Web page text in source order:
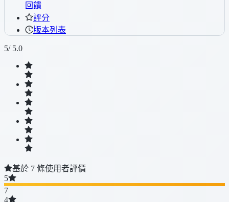
回饋
評分
版本列表
5/ 5.0
基於 7 條使用者評價
5
7
4